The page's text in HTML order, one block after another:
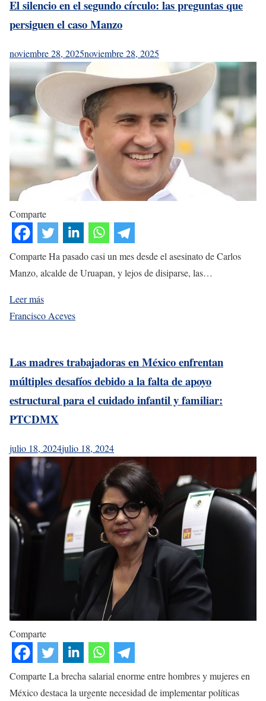
El silencio en el segundo círculo: las preguntas que
persiguen el caso Manzo
noviembre 28, 2025noviembre 28, 2025
Comparte
Comparte Ha pasado casi un mes desde el asesinato de Carlos
Manzo, alcalde de Uruapan, y lejos de disiparse, las…
Leer más
Francisco Aceves
Las madres trabajadoras en México enfrentan
múltiples desafíos debido a la falta de apoyo
estructural para el cuidado infantil y familiar:
PTCDMX
julio 18, 2024julio 18, 2024
Comparte
Comparte La brecha salarial enorme entre hombres y mujeres en
México destaca la urgente necesidad de implementar políticas